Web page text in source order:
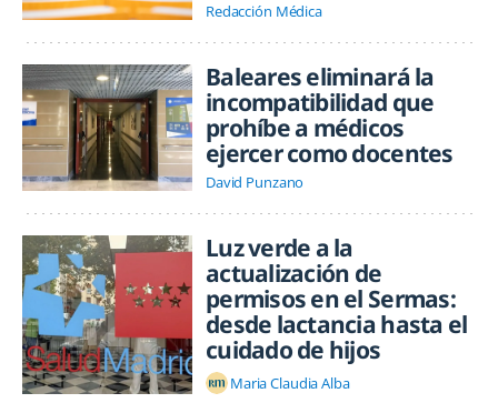
Redacción Médica
Baleares eliminará la
incompatibilidad que
prohíbe a médicos
ejercer como docentes
David Punzano
Luz verde a la
actualización de
permisos en el Sermas:
desde lactancia hasta el
cuidado de hijos
Maria Claudia Alba